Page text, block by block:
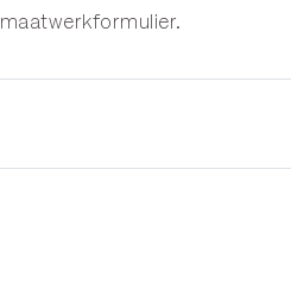
maatwerkformulier.